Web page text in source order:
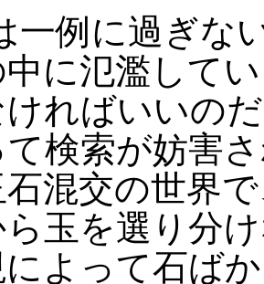
一例に過ぎ
に氾濫して
ればいいの
て検索が妨害
混交の世界
玉を選り分
よって石ば